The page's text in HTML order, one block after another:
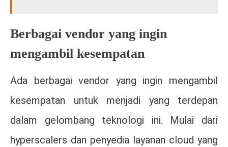
Berbagai vendor yang ingin
mengambil kesempatan
Ada berbagai vendor yang ingin mengambil
kesempatan untuk menjadi yang terdepan
dalam gelombang teknologi ini. Mulai dari
hyperscalers dan penyedia layanan cloud yang